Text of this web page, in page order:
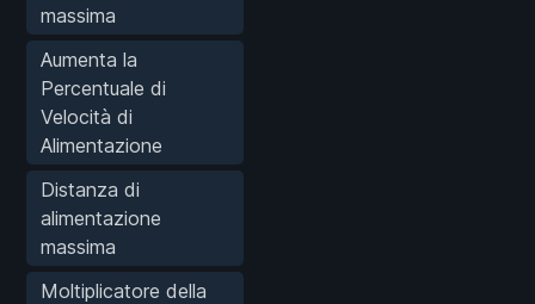
massima
Aumenta la
Percentuale di
Velocità di
Alimentazione
Distanza di
alimentazione
massima
Moltiplicatore della